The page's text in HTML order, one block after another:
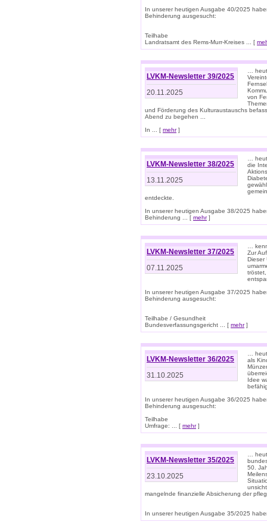
In unserer heutigen Ausgabe 40/2025
Behinderung ausgesucht:
Teilhabe
Landratsamt des Rems-Murr-Kreises ... [
LVKM-Newsletter 39/2025
20.11.2025
…
von
und Förderung des Kulturaustauschs
Abend zu begehen ...
In ... [ mehr]
LVKM-Newsletter 38/2025
13.11.2025
…
die
entdeckte.
In unserer heutigen Ausgabe 38/2025
Behinderung ... [ mehr]
LVKM-Newsletter 37/2025
07.11.2025
…
Zur
Dieser
In unserer heutigen Ausgabe 37/2025
Behinderung ausgesucht:
Teilhabe / Gesundheit
Bundesverfassungsgericht ... [ mehr]
LVKM-Newsletter 36/2025
31.10.2025
…
als
Idee
In unserer heutigen Ausgabe 36/2025
Behinderung ausgesucht:
Teilhabe
Umfrage: ... [ mehr]
LVKM-Newsletter 35/2025
23.10.2025
…
50.
mangelnde finanzielle Absicherung der
In unserer heutigen Ausgabe 35/2025